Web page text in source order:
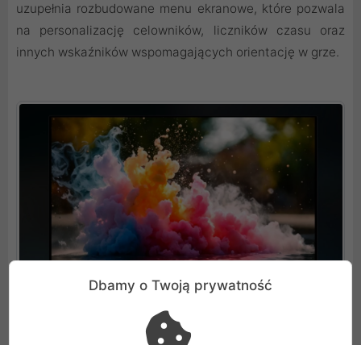
uzupełnia rozbudowane menu ekranowe, które pozwala
na personalizację celowników, liczników czasu oraz
innych wskaźników wspomagających orientację w grze.
Zaawansowana ochrona i wydajne chłodzenie
panelu
Dbamy o Twoją prywatność